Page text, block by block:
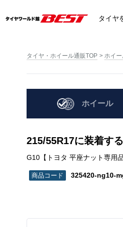
タイヤ
タイヤ・ホイール通販TOP ホイ
ホイール
215/55R17に装着す
G10【トヨタ 平座ナット専用
325420-ng10-